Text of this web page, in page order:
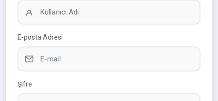
E-posta Adresi
Şifre